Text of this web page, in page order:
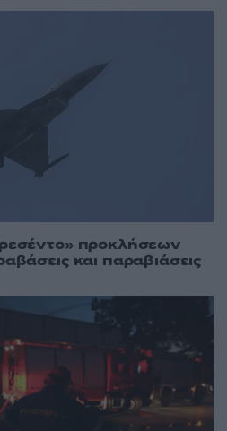
προκλήσεων
και παραβιάσεις